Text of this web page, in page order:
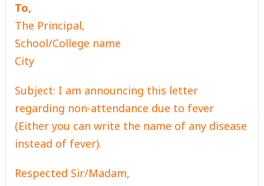
To,
The Principal,
School/College name
City
Subject: I am announcing this letter
regarding non-attendance due to fever
(Either you can write the name of any disease
instead of fever).
Respected Sir/Madam,